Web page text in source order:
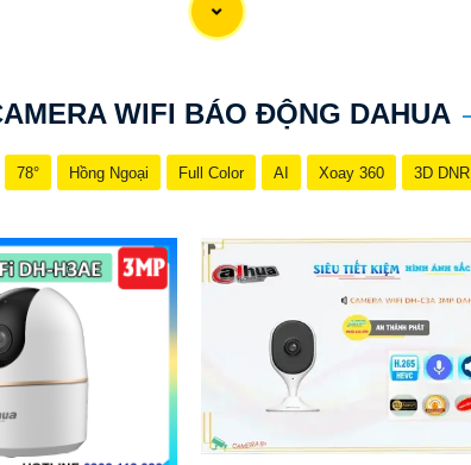
WIFI BÁO ĐỘNG DAHUA
78° Hồng Ngoại Full Color AI Xoay 360 3D DNR